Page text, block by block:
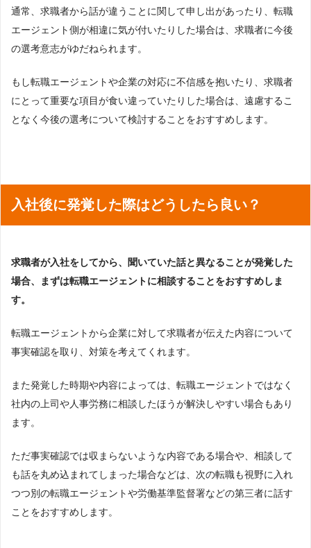
通常、求職者から話が違うことに関して申し出があったり、転職
エージェント側が相違に気が付いたりした場合は、求職者に今後
の選考意志がゆだねられます。
もし転職エージェントや企業の対応に不信感を抱いたり、求職者
にとって重要な項目が食い違っていたりした場合は、遠慮するこ
となく今後の選考について検討することをおすすめします。
入社後に発覚した際はどうしたら良い？
求職者が入社をしてから、聞いていた話と異なることが発覚した
場合、まずは転職エージェントに相談することをおすすめしま
す。
転職エージェントから企業に対して求職者が伝えた内容について
事実確認を取り、対策を考えてくれます。
また発覚した時期や内容によっては、転職エージェントではなく
社内の上司や人事労務に相談したほうが解決しやすい場合もあり
ます。
ただ事実確認では収まらないような内容である場合や、相談して
も話を丸め込まれてしまった場合などは、次の転職も視野に入れ
つつ別の転職エージェントや労働基準監督署などの第三者に話す
ことをおすすめします。